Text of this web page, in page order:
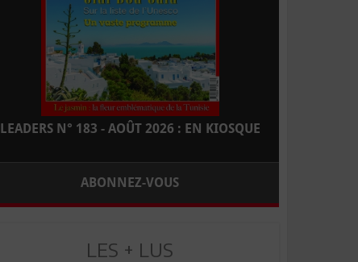
LEADERS N° 183 - AOÛT 2026 : EN KIOSQUE
ABONNEZ-VOUS
LES + LUS